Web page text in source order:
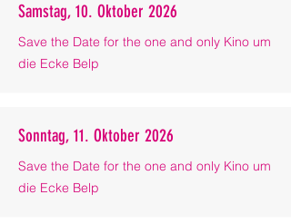
Samstag, 10. Oktober 2026
Save the Date for the one and only Kino um
die Ecke Belp
Sonntag, 11. Oktober 2026
Save the Date for the one and only Kino um
die Ecke Belp